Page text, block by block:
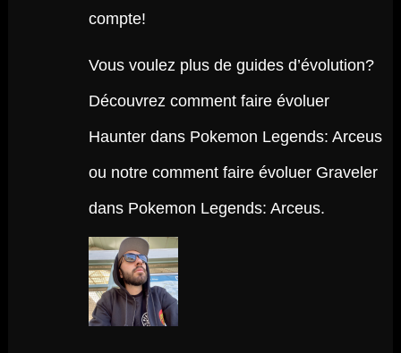
compte!
Vous voulez plus de guides d’évolution?
Découvrez comment faire évoluer
Haunter dans Pokemon Legends: Arceus
ou notre comment faire évoluer Graveler
dans Pokemon Legends: Arceus.